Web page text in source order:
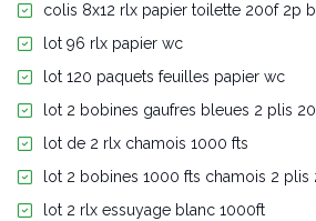
colis 8x12 rlx papier toilette 200f 2p
lot 96 rlx papier wc
lot 120 paquets feuilles papier wc
lot 2 bobines gaufres bleues 2 plis
lot de 2 rlx chamois 1000 fts
lot 2 bobines 1000 fts chamois 2 plis
lot 2 rlx essuyage blanc 1000ft